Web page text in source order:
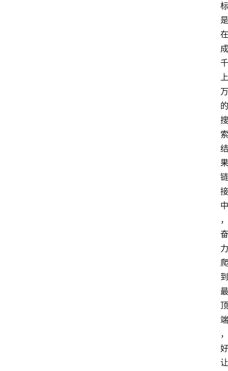
标
是
在
成
千
上
万
的
搜
索
结
果
链
接
中
，
奋
力
爬
到
最
顶
端
，
好
让